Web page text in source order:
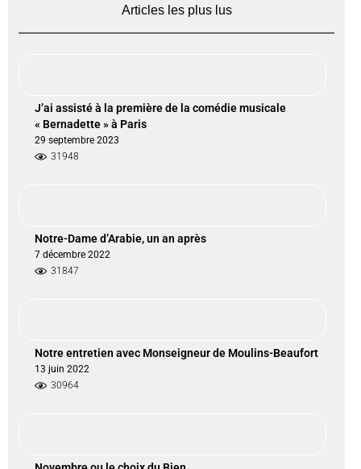
Articles les plus lus
J’ai assisté à la première de la comédie musicale
« Bernadette » à Paris
29 septembre 2023
31948
Notre-Dame d’Arabie, un an après
7 décembre 2022
31847
Notre entretien avec Monseigneur de Moulins-Beaufort
13 juin 2022
30964